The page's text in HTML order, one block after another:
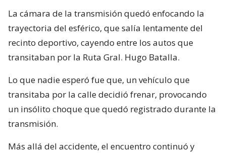
La cámara de la transmisión quedó enfocando la
trayectoria del esférico, que salía lentamente del
recinto deportivo, cayendo entre los autos que
transitaban por la Ruta Gral. Hugo Batalla.
Lo que nadie esperó fue que, un vehículo que
transitaba por la calle decidió frenar, provocando
un insólito choque que quedó registrado durante la
transmisión.
Más allá del accidente, el encuentro continuó y